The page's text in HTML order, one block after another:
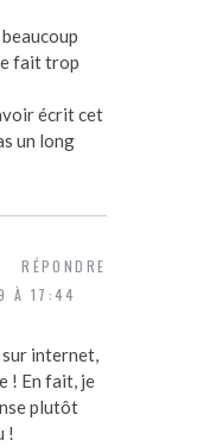
fait trop
écrit cet
un long
À 17:44
internet,
! En fait, je
plutôt
!
RÉPONDRE